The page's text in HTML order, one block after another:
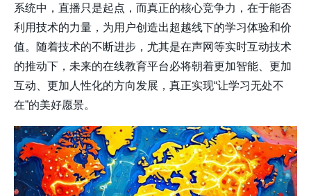
系统中，直播只是起点，而真正的核心竞争力，在于能否
利用技术的力量，为用户创造出超越线下的学习体验和价
值。随着技术的不断进步，尤其是在声网等实时互动技术
的推动下，未来的在线教育平台必将朝着更加智能、更加
互动、更加人性化的方向发展，真正实现“让学习无处不
在”的美好愿景。